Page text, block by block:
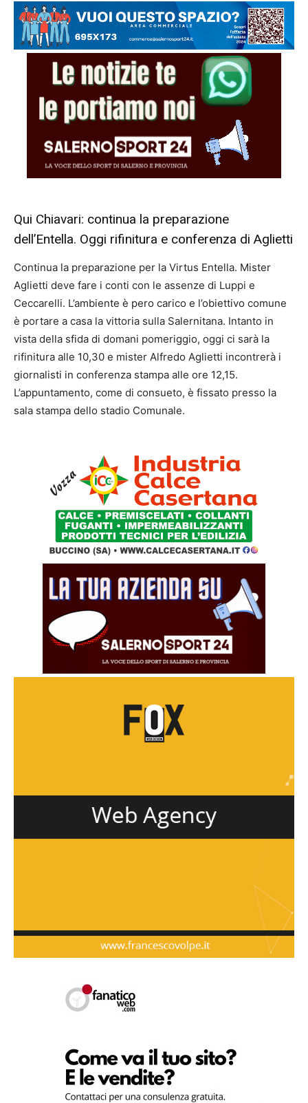
Qui Chiavari: continua la preparazione
dell’Entella. Oggi rifinitura e conferenza di Aglietti
Continua la preparazione per la Virtus Entella. Mister
Aglietti deve fare i conti con le assenze di Luppi e
Ceccarelli. L’ambiente è pero carico e l’obiettivo comune
è portare a casa la vittoria sulla Salernitana. Intanto in
vista della sfida di domani pomeriggio, oggi ci sarà la
rifinitura alle 10,30 e mister Alfredo Aglietti incontrerà i
giornalisti in conferenza stampa alle ore 12,15.
L’appuntamento, come di consueto, è fissato presso la
sala stampa dello stadio Comunale.